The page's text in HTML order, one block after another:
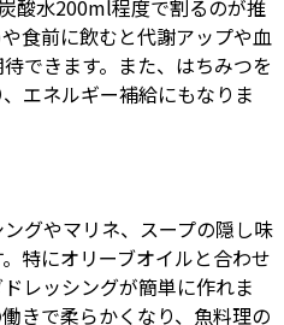
酸水200ml程度で割るのが推
食前に飲むと代謝アップや血
できます。また、はちみつを
エネルギー補給にもなりま
グやマリネ、スープの隠し味
特にオリーブオイルと合わせ
レッシングが簡単に作れま
きで柔らかくなり、魚料理の